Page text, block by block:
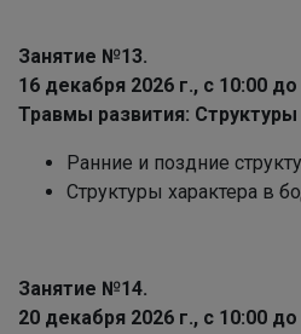
Занятие №13.
16 декабря 2026 г., с 10:00 до
Травмы развития: Структуры
Ранние и поздние
Структуры характера в
Занятие №14.
20 декабря 2026 г., с 10:00 до